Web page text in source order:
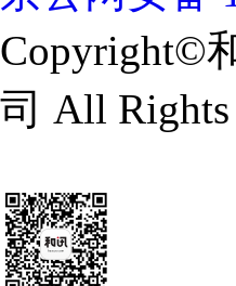
Copyright©
司 All